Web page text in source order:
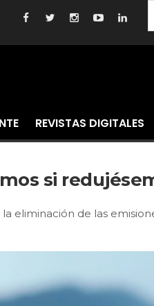
REVISTAS DIGITALES
si
eliminación de las